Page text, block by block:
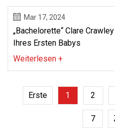
Mar 17, 2024
„Bachelorette“ Clare
Ihres Ersten Babys
Weiterlesen +
Erste 1 2
7